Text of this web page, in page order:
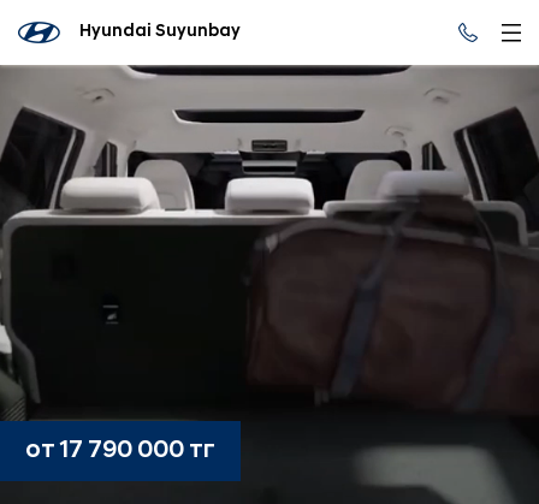
Hyundai Suyunbay
от 17 790 000 тг